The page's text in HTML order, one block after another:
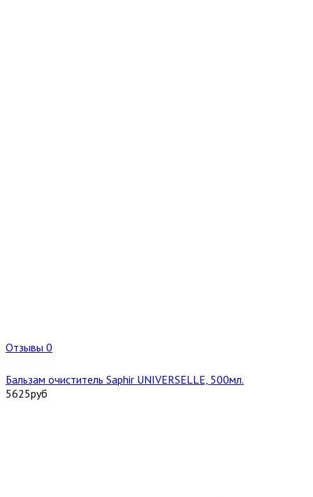
Отзывы 0
Бальзам очиститель Saphir UNIVERSELLE, 500мл.
5625руб